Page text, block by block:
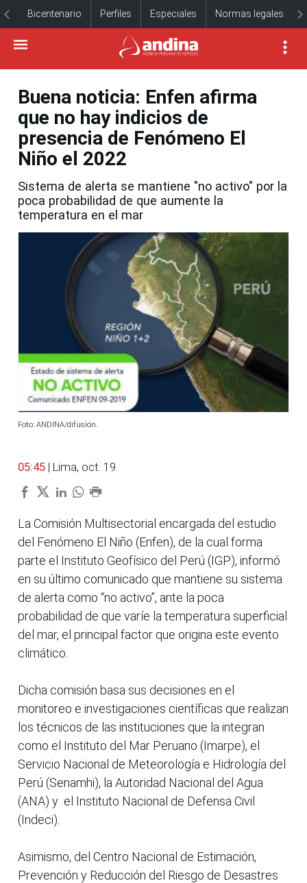
Bicentenario Perfiles Especiales Normas legales
Buena noticia: Enfen afirma
que no hay indicios de
presencia de Fenómeno El
Niño el 2022
Sistema de alerta se mantiene "no activo" por la
poca probabilidad de que aumente la
temperatura en el mar
Foto: ANDINA/difusión.
05:45 | Lima, oct. 19.
La Comisión Multisectorial encargada del estudio
del Fenómeno El Niño (Enfen), de la cual forma
parte el Instituto Geofísico del Perú (IGP), informó
en su último comunicado que mantiene su sistema
de alerta como “no activo”, ante la poca
probabilidad de que varíe la temperatura superficial
del mar, el principal factor que origina este evento
climático.
Dicha comisión basa sus decisiones en el
monitoreo e investigaciones científicas que realizan
los técnicos de las instituciones que la integran
como el Instituto del Mar Peruano (Imarpe), el
Servicio Nacional de Meteorología e Hidrología del
Perú (Senamhi), la Autoridad Nacional del Agua
(ANA) y el Instituto Nacional de Defensa Civil
(Indeci).
Asimismo, del Centro Nacional de Estimación,
Prevención y Reducción del Riesgo de Desastres